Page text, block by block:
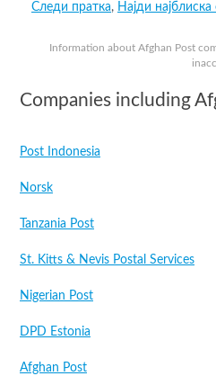
Information about Afghan Post
Следи пратка, Најди најблиска
Companies including
Post Indonesia
Norsk
Tanzania Post
St. Kitts & Nevis Postal Services
Nigerian Post
DPD Estonia
Afghan Post